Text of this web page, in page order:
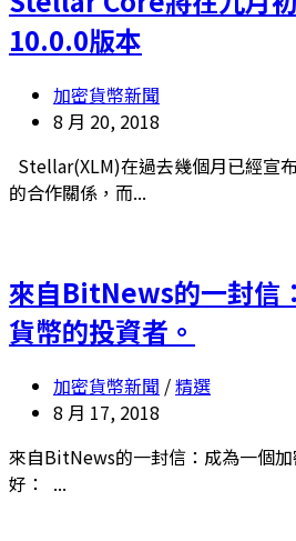
10.0.0版本
加密貨幣新聞
8 月 20, 2018
Stellar(XLM)在過去幾個月已經宣
的合作關係，而...
來自BitNews的一封信
貨幣的投資者。
加密貨幣新聞 /精選
8 月 17, 2018
來自BitNews的一封信：成為一個
好： ...